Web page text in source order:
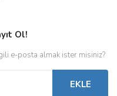
Ol!
e-posta almak ister misiniz?
EKLE